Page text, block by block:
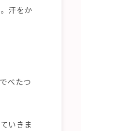
汗をか
べたつ
いきま